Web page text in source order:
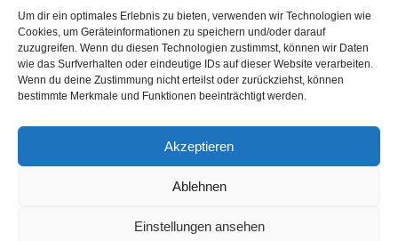
Um dir ein optimales Erlebnis zu bieten, verwenden wir Technologien wie
Cookies, um Geräteinformationen zu speichern und/oder darauf
zuzugreifen. Wenn du diesen Technologien zustimmst, können wir Daten
wie das Surfverhalten oder eindeutige IDs auf dieser Website verarbeiten.
Wenn du deine Zustimmung nicht erteilst oder zurückziehst, können
bestimmte Merkmale und Funktionen beeinträchtigt werden.
Akzeptieren
Ablehnen
Einstellungen ansehen
Events & Success 3004
Breaking News 2067
Aktuelles
Featured Article
Karriere 567